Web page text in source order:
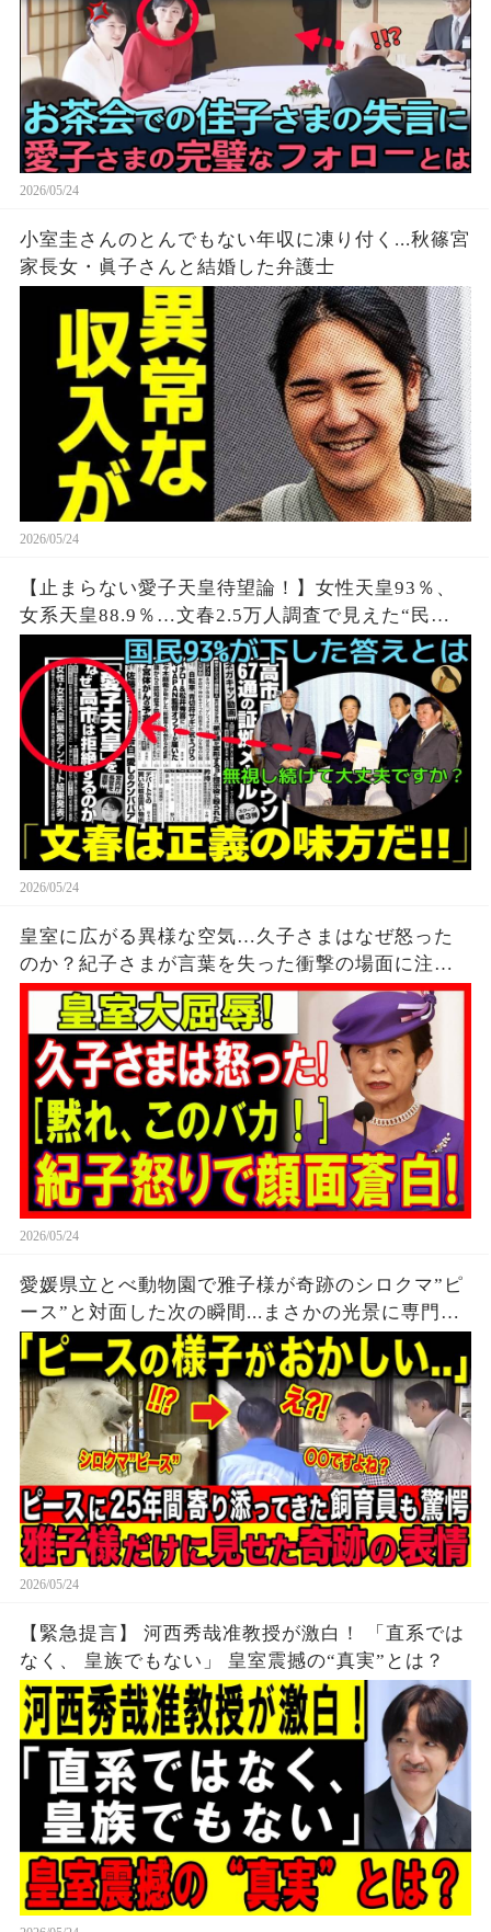
2026/05/24
小室圭さんのとんでもない年収に凍り付く...秋篠宮
家長女・眞子さんと結婚した弁護士
2026/05/24
【止まらない愛子天皇待望論！】女性天皇93％、
女系天皇88.9％…文春2.5万人調査で見えた“民
意”の一方、“当事者の声なし”で進む制度改正に疑
問
2026/05/24
皇室に広がる異様な空気…久子さまはなぜ怒った
のか？紀子さまが言葉を失った衝撃の場面に注目
集まる…
2026/05/24
愛媛県立とべ動物園で雅子様が奇跡のシロクマ”ピ
ース”と対面した次の瞬間...まさかの光景に専門家
すらタジタジ
2026/05/24
【緊急提言】 河西秀哉准教授が激白！ 「直系では
なく、 皇族でもない」 皇室震撼の“真実”とは？